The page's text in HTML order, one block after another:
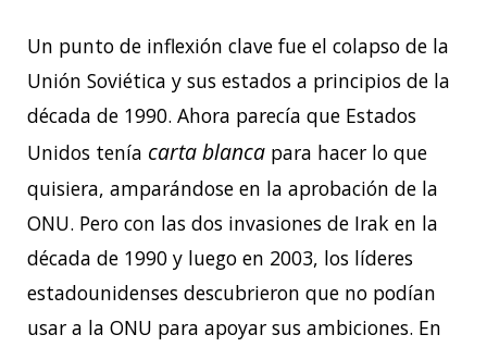
Un punto de inflexión clave fue el colapso de la
Unión Soviética y sus estados a principios de la
década de 1990. Ahora parecía que Estados
Unidos tenía carta blanca para hacer lo que
quisiera, amparándose en la aprobación de la
ONU. Pero con las dos invasiones de Irak en la
década de 1990 y luego en 2003, los líderes
estadounidenses descubrieron que no podían
usar a la ONU para apoyar sus ambiciones. En